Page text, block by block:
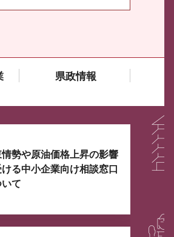
県政情報
れるスライダーがあります。
勢や原油価格上昇の影響
ける中小企業向け相談窓口
て